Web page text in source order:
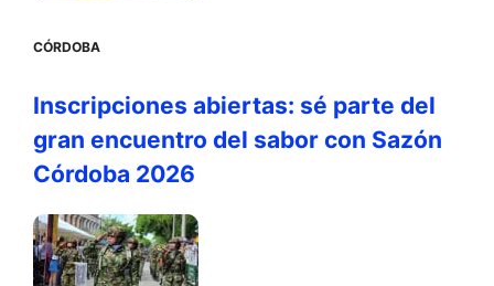
CÓRDOBA
Inscripciones abiertas: sé parte del
gran encuentro del sabor con Sazón
Córdoba 2026